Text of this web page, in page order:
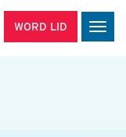
WORD LID